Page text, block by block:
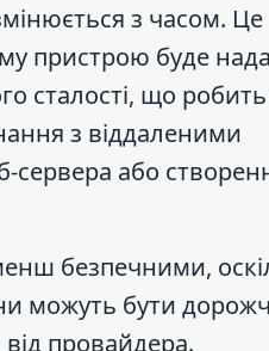
з часом. Це
пристрою буде
сталості, що
з віддаленими
сервера або
безпечними,
можуть бути
від провайдера.